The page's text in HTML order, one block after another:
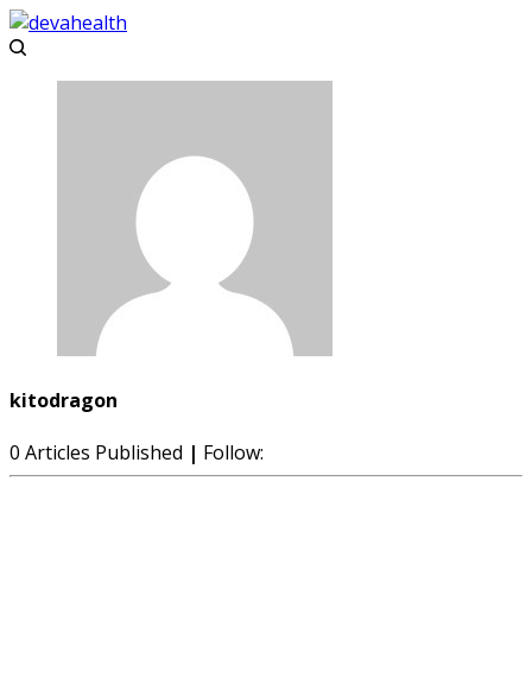
kitodragon
0 Articles Published | Follow: